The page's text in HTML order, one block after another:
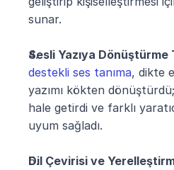
sunar.
Sesli Yazıya Dönüştürme
destekli ses tanıma, dikte
yazımı kökten
hale getirdi ve farklı
uyum sağladı.
Dil Çevirisi ve